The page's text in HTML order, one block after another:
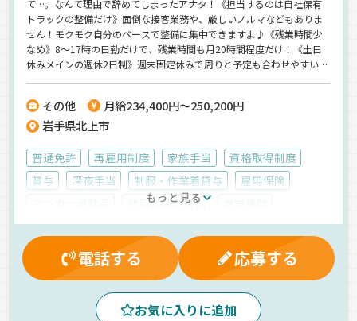
て…。なんて理由で辞めてしまったアナタ！《担当するのは自社保有
トラックの整備だけ》面倒な接客業務や、厳しいノルマなどもありま
せん！モクモク自分のペースで整備に集中できますよ♪《残業時間少
なめ》8～17時の日勤だけで、残業時間も月20時間程度だけ！《土日
休みメインの週休2日制》週末固定休みで周りと予定も合わせやすい
その他
月給234,400円～250,200円
岩手県北上市
普通免許 再雇用制度 家族手当
資格取得制度
賞与
深夜手当 制服・作業着貸与
雇用保険
休日出勤割増金
大型連休
健康保険 厚生年金
社員登用制度
残業手当
労災保険 退職金制度 有給休暇
昇給
朝 昼 正社員
もっと見る
電話する 応募する
お気に入りに追加